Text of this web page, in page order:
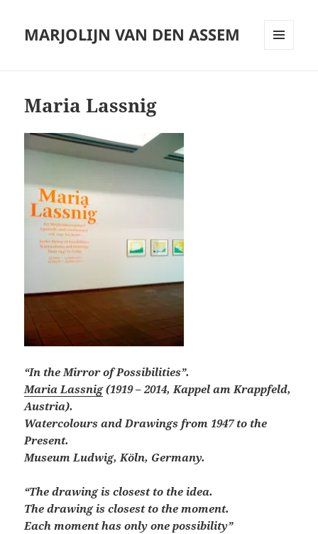
MARJOLIJN VAN DEN ASSEM
Maria Lassnig
“In the Mirror of Possibilities”.
Maria Lassnig(1919 – 2014, Kappel am Krappfeld,
Austria).
Watercolours and Drawings from 1947 to the
Present.
Museum Ludwig, Köln, Germany.
“The drawing is closest to the idea.
The drawing is closest to the moment.
Each moment has only one possibility”